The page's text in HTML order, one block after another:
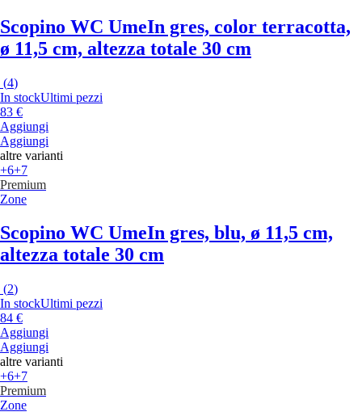
Scopino WC UmeIn gres, color terracotta,
ø 11,5 cm, altezza totale 30 cm
(4)
In stockUltimi pezzi
83 €
Aggiungi
Aggiungi
altre varianti
+6+7
Premium
Zone
Scopino WC UmeIn gres, blu, ø 11,5 cm,
altezza totale 30 cm
(2)
In stockUltimi pezzi
84 €
Aggiungi
Aggiungi
altre varianti
+6+7
Premium
Zone